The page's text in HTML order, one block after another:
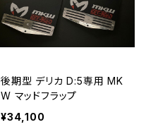
後期型 デリカ D:5専用 MK
W マッドフラップ
¥34,100